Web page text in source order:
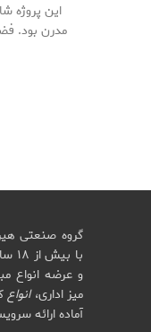
مدرن بود.
گروه صنعتی
و عرضه انواع
میز اداری،انواع
آماده ارائه